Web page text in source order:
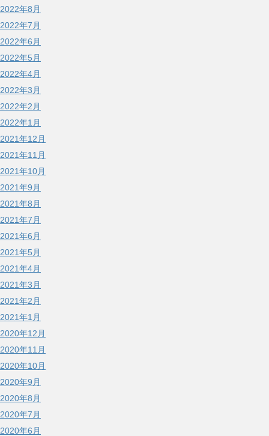
2022年8月
2022年7月
2022年6月
2022年5月
2022年4月
2022年3月
2022年2月
2022年1月
2021年12月
2021年11月
2021年10月
2021年9月
2021年8月
2021年7月
2021年6月
2021年5月
2021年4月
2021年3月
2021年2月
2021年1月
2020年12月
2020年11月
2020年10月
2020年9月
2020年8月
2020年7月
2020年6月